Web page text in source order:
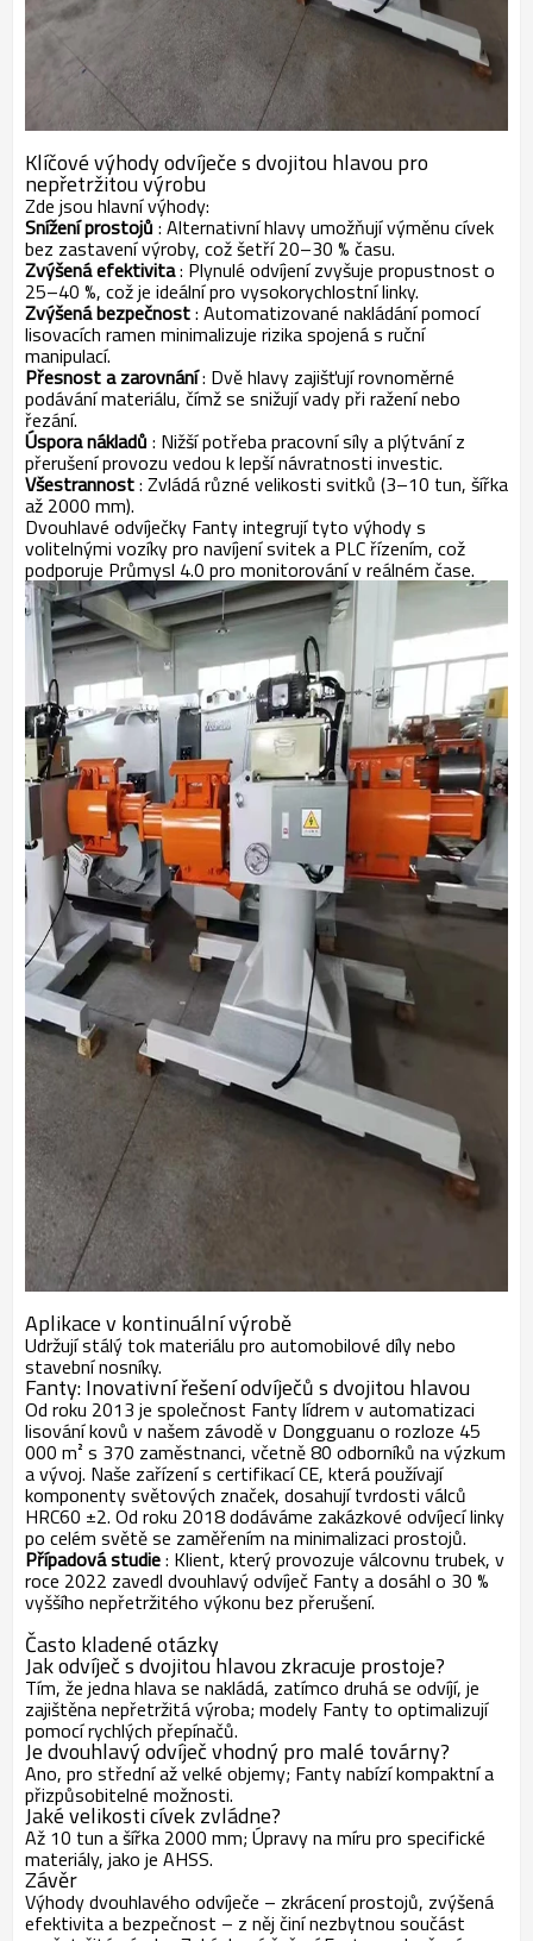
Klíčové výhody odvíječe s dvojitou hlavou pro
nepřetržitou výrobu
Zde jsou hlavní výhody:
Snížení prostojů : Alternativní hlavy umožňují výměnu cívek
bez zastavení výroby, což šetří 20–30 % času.
Zvýšená efektivita: Plynulé odvíjení zvyšuje propustnost o
25–40 %, což je ideální pro vysokorychlostní linky.
Zvýšená bezpečnost: Automatizované nakládání pomocí
lisovacích ramen minimalizuje rizika spojená s ruční
manipulací.
Přesnost a zarovnání: Dvě hlavy zajišťují rovnoměrné
podávání materiálu, čímž se snižují vady při ražení nebo
řezání.
Úspora nákladů : Nižší potřeba pracovní síly a plýtvání z
přerušení provozu vedou k lepší návratnosti investic.
Všestrannost: Zvládá různé velikosti svitků (3–10 tun, šířka
až 2000 mm).
Dvouhlavé odvíječky Fanty integrují tyto výhody s
volitelnými vozíky pro navíjení svitek a PLC řízením, což
podporuje Průmysl 4.0 pro monitorování v reálném čase.
Aplikace v kontinuální výrobě
Udržují stálý tok materiálu pro automobilové díly nebo
stavební nosníky.
Fanty: Inovativní řešení odvíječů s dvojitou hlavou
Od roku 2013 je společnost Fanty lídrem v automatizaci
lisování kovů v našem závodě v Dongguanu o rozloze 45
000 m² s 370 zaměstnanci, včetně 80 odborníků na výzkum
a vývoj. Naše zařízení s certifikací CE, která používají
komponenty světových značek, dosahují tvrdosti válců
HRC60 ±2. Od roku 2018 dodáváme zakázkové odvíjecí linky
po celém světě se zaměřením na minimalizaci prostojů.
Případová studie: Klient, který provozuje válcovnu trubek, v
roce 2022 zavedl dvouhlavý odvíječ Fanty a dosáhl o 30 %
vyššího nepřetržitého výkonu bez přerušení.
Často kladené otázky
Jak odvíječ s dvojitou hlavou zkracuje prostoje?
Tím, že jedna hlava se nakládá, zatímco druhá se odvíjí, je
zajištěna nepřetržitá výroba; modely Fanty to optimalizují
pomocí rychlých přepínačů.
Je dvouhlavý odvíječ vhodný pro malé továrny?
Ano, pro střední až velké objemy; Fanty nabízí kompaktní a
přizpůsobitelné možnosti.
Jaké velikosti cívek zvládne?
Až 10 tun a šířka 2000 mm; Úpravy na míru pro specifické
materiály, jako je AHSS.
Závěr
Výhody dvouhlavého odvíječe – zkrácení prostojů, zvýšená
efektivita a bezpečnost – z něj činí nezbytnou součást